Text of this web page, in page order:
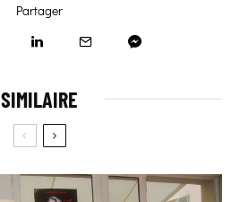
Partager
SIMILAIRE